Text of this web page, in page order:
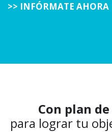
>> INFÓRMATE AHORA
Con plan
para lograr tu